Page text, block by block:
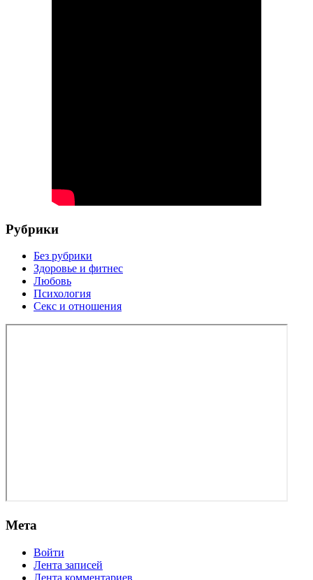
Рубрики
Без рубрики
Здоровье и фитнес
Любовь
Психология
Секс и отношения
Мета
Войти
Лента записей
Лента комментариев